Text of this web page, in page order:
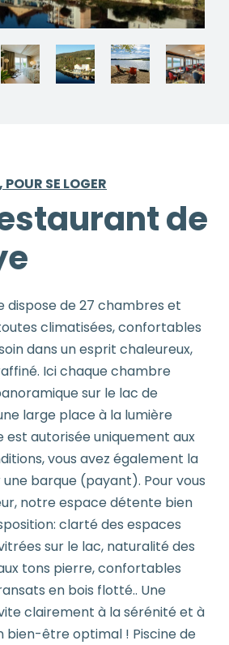
POUR SE LOGER
de
dispose de 27 chambres et
climatisées, confortables
dans un esprit chaleureux,
Ici chaque chambre
sur le lac de
large place à la lumière
est autorisée uniquement aux
vous avez également la
barque (payant). Pour vous
notre espace détente bien
clarté des espaces
sur le lac, naturalité des
tons pierre, confortables
en bois flotté.. Une
clairement à la sérénité et à
bien-être optimal ! Piscine de